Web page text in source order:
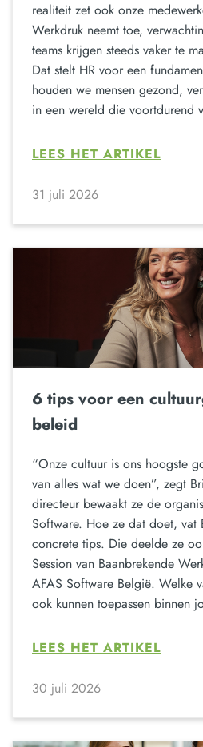
realiteit zet ook onze
Werkdruk neemt toe,
teams krijgen steeds vaker te
Dat stelt HR voor een
houden we mensen gezond,
in een wereld die voortdurend
LEES HET ARTIKEL
31 juli 2026
6 tips voor een
beleid
“Onze cultuur is ons hoogste
van alles wat we doen”, zegt
directeur bewaakt ze de
Software. Hoe ze dat doet, vat
concrete tips. Die deelde ze
Session van Baanbrekende
AFAS Software België. Welke
ook kunnen toepassen binnen
LEES HET ARTIKEL
30 juli 2026